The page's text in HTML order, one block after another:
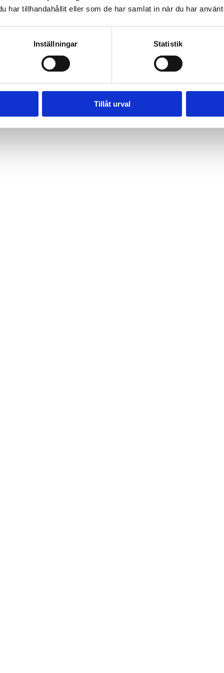
har tillhandahållit eller som de har samlat in när du har
Inställningar Statistik
Tillåt urval